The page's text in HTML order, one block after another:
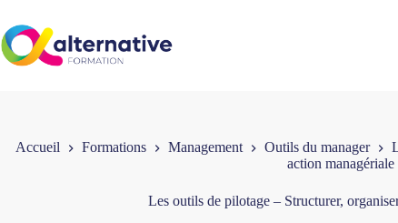
contenu
Accueil Formations Management Outils du manager
action managériale
Les outils de pilotage – Structurer,